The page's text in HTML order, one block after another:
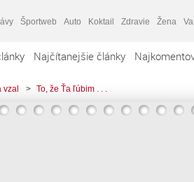
Športweb Auto Koktail Zdravie Žena
Najčítanejšie články
vzal > To, že Ťa ľúbim . . .